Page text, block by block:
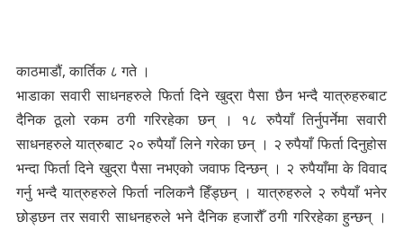
काठमाडौं, कार्तिक ८ गते ।
भाडाका सवारी साधनहरुले फिर्ता दिने खुद्रा पैसा छैन भन्दै यात्रुहरुबाट
दैनिक ठूलो रकम ठगी गरिरहेका छन् । १८ रुपैयाँ तिर्नुपर्नेमा सवारी
साधनहरुले यात्रुबाट २० रुपैयाँ लिने गरेका छन् । २ रुपैयाँ फिर्ता दिनुहोस
भन्दा फिर्ता दिने खुद्रा पैसा नभएको जवाफ दिन्छन् । २ रुपैयाँमा के विवाद
गर्नु भन्दै यात्रुहरुले फिर्ता नलिकनै हिँड्छन् । यात्रुहरुले २ रुपैयाँ भनेर
छोड्छन तर सवारी साधनहरुले भने दैनिक हजारौँ ठगी गरिरहेका हुन्छन् ।